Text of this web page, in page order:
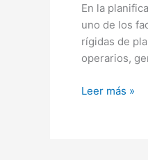
En la
uno de los
rígidas de
operarios,
Leer más »